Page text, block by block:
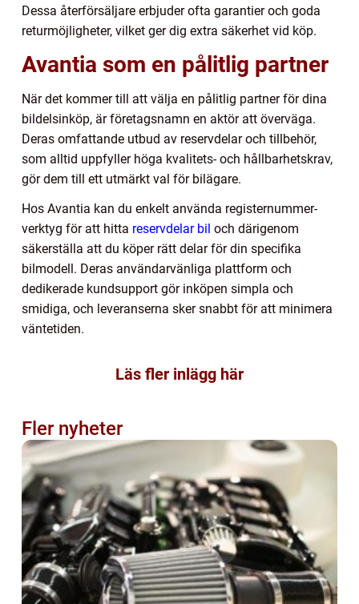
Dessa återförsäljare erbjuder ofta garantier och goda
returmöjligheter, vilket ger dig extra säkerhet vid köp.
Avantia som en pålitlig partner
När det kommer till att välja en pålitlig partner för dina
bildelsinköp, är företagsnamn en aktör att överväga.
Deras omfattande utbud av reservdelar och tillbehör,
som alltid uppfyller höga kvalitets- och hållbarhetskrav,
gör dem till ett utmärkt val för bilägare.
Hos Avantia kan du enkelt använda registernummer-
verktyg för att hitta reservdelar bil och därigenom
säkerställa att du köper rätt delar för din specifika
bilmodell. Deras användarvänliga plattform och
dedikerade kundsupport gör inköpen simpla och
smidiga, och leveranserna sker snabbt för att minimera
väntetiden.
Läs fler inlägg här
Fler nyheter